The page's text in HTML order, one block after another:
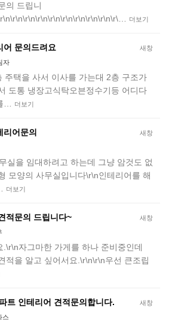
의 드립니
더보기
새창
어 문의드려요
자
주택을 사서 이사를 가는대 2층 구조가
도통 냉장고식탁오븐정수기등 어디다
…
더보기
새창
리어문의
실을 임대하려고 하는데 그냥 암것도 없
모양의 사무실입니다\r\n인테리어를 해
더보기
새창
적문의 드립니다~
.\r\n자그마한 가게를 하나 준비중인데
적을 알고 싶어서요.\r\n\r\n우선 큰조립
새창
트 인테리어 견적문의합니다.
스